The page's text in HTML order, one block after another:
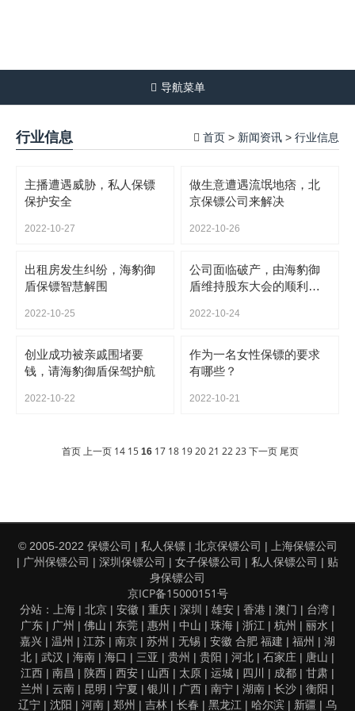
导航菜单
首页 > 新闻资讯 > 行业信息
行业信息
主播遭遇威胁，私人保镖
保护安全
2022-10-27
做生意遭遇流氓地痞，北
京保镖公司来解决
2022-10-26
出租房发生纠纷，海豹御
盾保镖智慧解围
2022-10-25
公司面临破产，由海豹御
盾维持股东大会的顺利进
2022-10-24
创业成功被亲戚围堵要
钱，请海豹御盾保驾护航
2022-10-22
作为一名女性保镖的要求
有哪些？
2022-10-21
首页 上一页 14 15 16 17 18 19 20 21 22 23 下一页 尾页
© 2005-2022 保镖公司 | 私人保镖| 北京保镖公司 | 上海保镖公司
| 广州保镖公司 | 深圳保镖公司 | 女子保镖公司 | 私人保镖公司 | 贴
身保镖公司
京ICP备15000151号
分站： 上海 | 北京 | 安徽 | 重庆 | 深圳 | 雄安 | 香港 | 澳门 | 台湾 |
广东 | 广州 | 佛山 | 东莞 | 惠州 | 中山 | 珠海 | 浙江 | 杭州 | 丽水 |
嘉兴 | 温州 | 江苏 | 南京 | 苏州 | 无锡 | 安徽 合肥 福建 | 福州 | 湖
北 | 武汉 | 海南 | 海口 | 三亚 | 贵州 | 贵阳 | 河北 | 石家庄 | 唐山 |
江西 | 南昌 | 陕西 | 西安 | 山西 | 太原 | 运城 | 四川 | 成都 | 甘肃 |
兰州 | 云南 | 昆明 | 宁夏 | 银川 | 广西 | 南宁 | 湖南 | 长沙 | 衡阳 |
辽宁 | 沈阳 | 河南 | 郑州 | 吉林 | 长春 | 黑龙江 | 哈尔滨 | 新疆 | 乌